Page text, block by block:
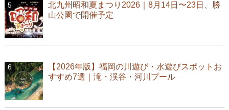
北九州昭和夏まつり2026｜8月14日〜23日、勝
山公園で開催予定
【2026年版】福岡の川遊び・水遊びスポットお
すすめ7選｜滝・渓谷・河川プール